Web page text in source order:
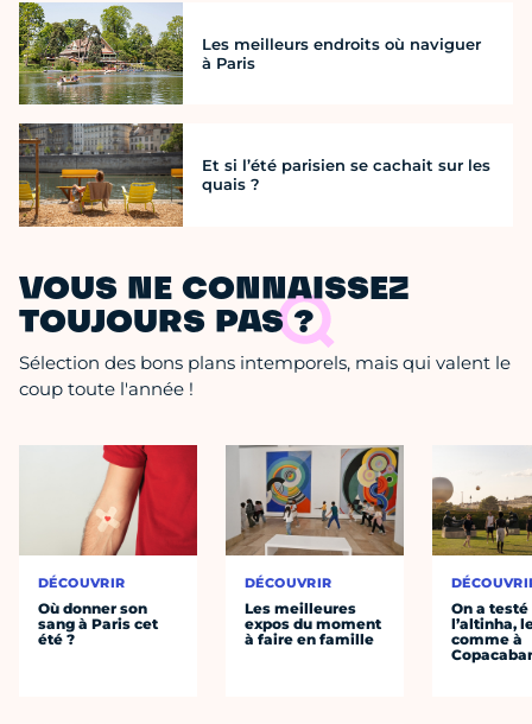
Les meilleurs endroits où naviguer
à Paris
Et si l’été parisien se cachait sur les
quais ?
VOUS NE CONNAISSEZ
TOUJOURS PAS ?
Sélection des bons plans intemporels, mais qui valent le
coup toute l'année !
DÉCOUVRIR
Où donner son
sang à Paris cet
été ?
DÉCOUVRIR
Les meilleures
expos du moment
à faire en famille
On a testé
l’altinha,
comme à